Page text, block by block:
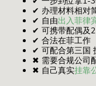
✔ 办理材料相对
✔ 自由出入菲律
✔ 可携带配偶及
✔ 合法在菲工作
✔ 可配合第三国
✖ 需要合规公司
✖ 自己真实挂靠